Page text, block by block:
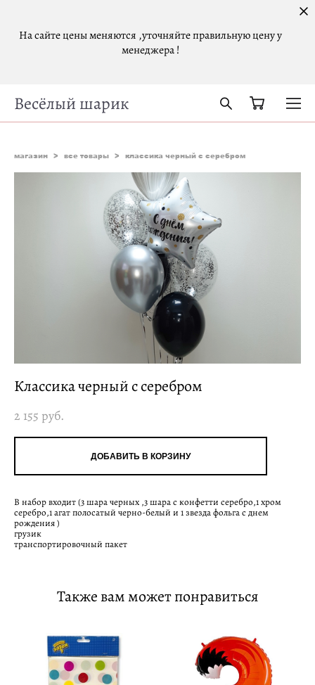
На сайте цены меняются ,уточняйте правильную цену у
менеджера !
Весёлый шарик
магазин > все товары > классика черный с серебром
Классика черный с серебром
2 155 pуб.
ДОБАВИТЬ В КОРЗИНУ
В набор входит (3 шара черных ,3 шара с конфетти серебро,1 хром
серебро,1 агат полосатый черно-белый и 1 звезда фольга с днем
рождения )
грузик
транспортировочный пакет
Также вам может понравиться